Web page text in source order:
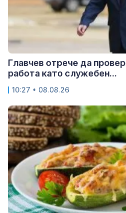
Главчев отрече да
работа като служебен...
10:27 • 08.08.26